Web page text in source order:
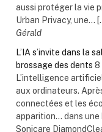
aussi protéger la vie
Urban Privacy, une...
Gérald
L’IA s’invite dans la
brossage des dents 8
L’intelligence
aux ordinateurs.
connectées et les
apparition… dans une
Sonicare